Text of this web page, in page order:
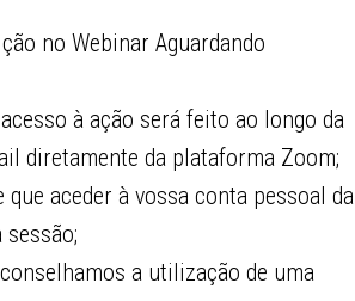
no Webinar Aguardando
à ação será feito ao longo da
diretamente da plataforma Zoom;
aceder à vossa conta pessoal da
a utilização de uma